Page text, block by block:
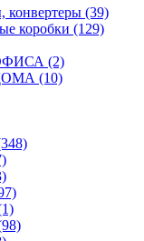
конвертеры (39)
коробки (129)
(2)
(10)